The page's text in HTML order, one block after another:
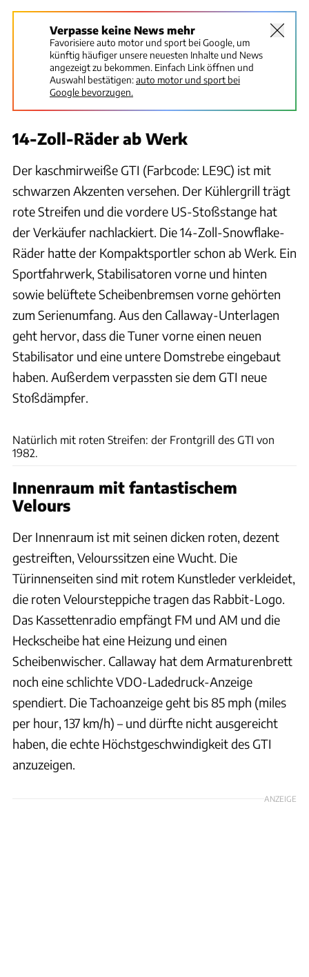
Verpasse keine News mehr
Favorisiere auto motor und sport bei Google, um
künftig häufiger unsere neuesten Inhalte und News
angezeigt zu bekommen. Einfach Link öffnen und
Auswahl bestätigen:auto motor und sport bei
Google bevorzugen.
14-Zoll-Räder ab Werk
Der kaschmirweiße GTI (Farbcode: LE9C) ist mit
schwarzen Akzenten versehen. Der Kühlergrill trägt
rote Streifen und die vordere US-Stoßstange hat
der Verkäufer nachlackiert. Die 14-Zoll-Snowflake-
Räder hatte der Kompaktsportler schon ab Werk. Ein
Sportfahrwerk, Stabilisatoren vorne und hinten
sowie belüftete Scheibenbremsen vorne gehörten
zum Serienumfang. Aus den Callaway-Unterlagen
geht hervor, dass die Tuner vorne einen neuen
Stabilisator und eine untere Domstrebe eingebaut
haben. Außerdem verpassten sie dem GTI neue
Stoßdämpfer.
Natürlich mit roten Streifen: der Frontgrill des GTI von
1982.
Innenraum mit fantastischem
Velours
Der Innenraum ist mit seinen dicken roten, dezent
gestreiften, Velourssitzen eine Wucht. Die
Türinnenseiten sind mit rotem Kunstleder verkleidet,
die roten Veloursteppiche tragen das Rabbit-Logo.
Das Kassettenradio empfängt FM und AM und die
Heckscheibe hat eine Heizung und einen
Scheibenwischer. Callaway hat dem Armaturenbrett
noch eine schlichte VDO-Ladedruck-Anzeige
spendiert. Die Tachoanzeige geht bis 85 mph (miles
per hour, 137 km/h) – und dürfte nicht ausgereicht
haben, die echte Höchstgeschwindigkeit des GTI
anzuzeigen.
ANZEIGE